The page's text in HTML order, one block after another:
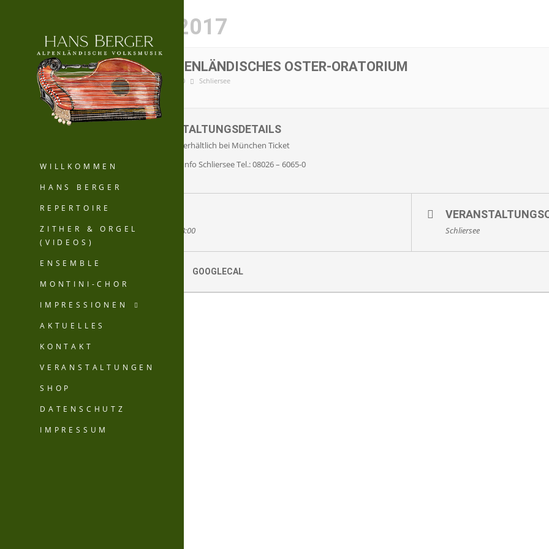
WILLKOMMEN
HANS BERGER
REPERTOIRE
ZITHER & ORGEL
(VIDEOS)
ENSEMBLE
MONTINI-CHOR
IMPRESSIONEN
AKTUELLES
KONTAKT
VERANSTALTUNGEN
SHOP
DATENSCHUTZ
IMPRESSUM
APRIL, 2017
SA
22
APR.
ALPENLÄNDISCHES OSTER-ORATORIUM
18:00 Schliersee
VERANSTALTUNGSDETAILS
Karten sind erhältlich bei München Ticket
oder Gäste-Info Schliersee Tel.: 08026 – 6065-0
(Samstag) 18:00 Schliersee
GOOGLECAL